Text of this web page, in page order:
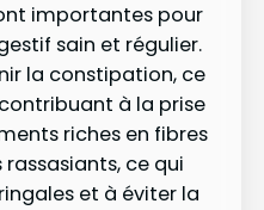
importantes pour
sain et régulier.
la constipation, ce
à la prise
riches en fibres
ce qui
et à éviter la